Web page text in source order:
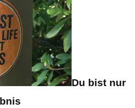
Du bist nur